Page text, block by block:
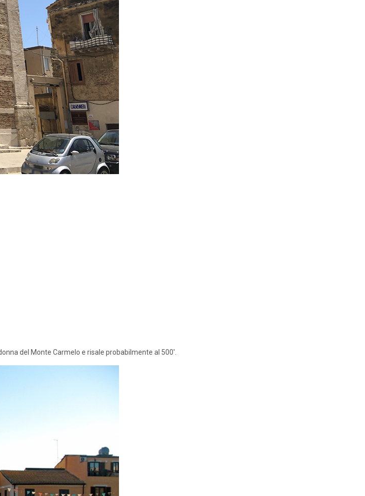
del Monte Carmelo e risale probabilmente al 500′.